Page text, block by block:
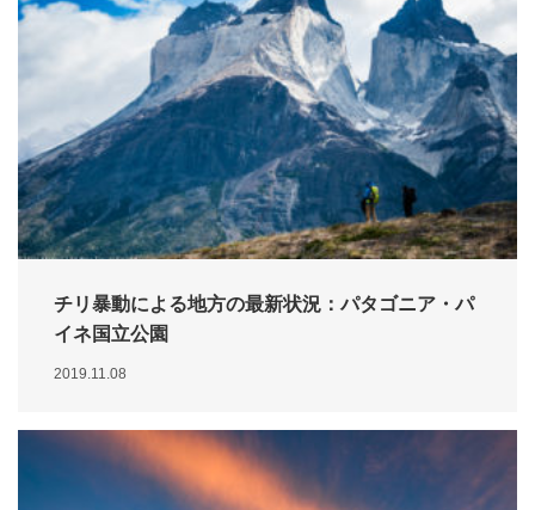
チリ暴動による地方の最新状況：パタゴニア・パ
イネ国立公園
2019.11.08